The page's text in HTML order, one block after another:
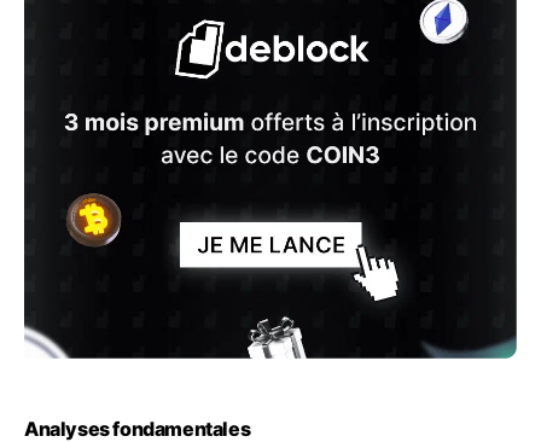
Analyses fondamentales